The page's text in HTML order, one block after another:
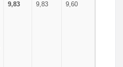
9,83 9,83 9,60